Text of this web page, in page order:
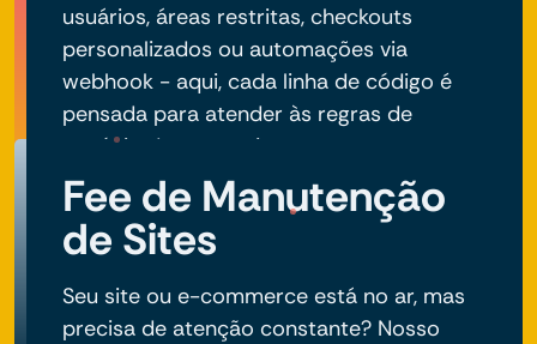
usuários, áreas restritas, checkouts
personalizados ou automações via
webhook - aqui, cada linha de código é
pensada para atender às regras de
negócio do seu projeto.
Fee de Manutenção
de Sites
Seu site ou e-commerce está no ar, mas
precisa de atenção constante? Nosso